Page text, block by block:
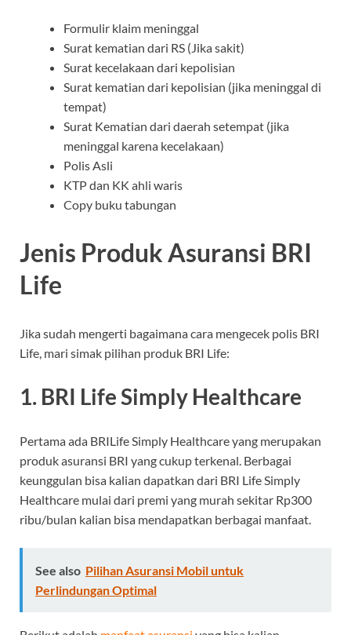
Formulir klaim meninggal
Surat kematian dari RS (Jika sakit)
Surat kecelakaan dari kepolisian
Surat kematian dari kepolisian (jika meninggal di
tempat)
Surat Kematian dari daerah setempat (jika
meninggal karena kecelakaan)
Polis Asli
KTP dan KK ahli waris
Copy buku tabungan
Jenis Produk Asuransi BRI
Life
Jika sudah mengerti bagaimana cara mengecek polis BRI
Life, mari simak pilihan produk BRI Life:
1. BRI Life Simply Healthcare
Pertama ada BRILife Simply Healthcare yang merupakan
produk asuransi BRI yang cukup terkenal. Berbagai
keunggulan bisa kalian dapatkan dari BRI Life Simply
Healthcare mulai dari premi yang murah sekitar Rp300
ribu/bulan kalian bisa mendapatkan berbagai manfaat.
See also Pilihan Asuransi Mobil untuk
Perlindungan Optimal